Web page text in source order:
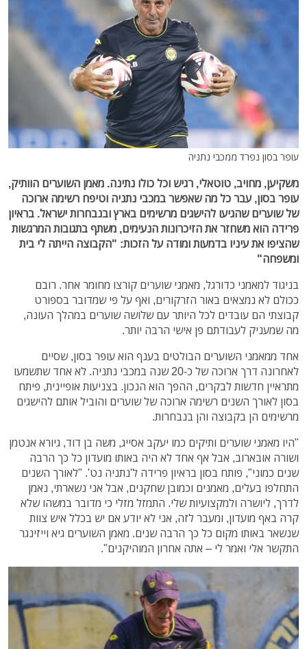
עופר בסון נפרד ממכבי נתניה
משקיען, מחויב, טוטאלי, רגיש וכל כולו נתינה. מאמן השוערים הוותיק,
עופר בסון, עבר כל מה שאפשר במכבי נתניה וטיפח רשימה ארוכה
של שוערים שהגיעו להישגים מרשימים בארץ ובנבחרות ישראל. בראיון
פרידה הוא משחזר את הזיכרונות הנעימים, משתף בתגובות המרגשות
שהציפו את עיניו בדמעות ומודה על הזכות: "הקבוצה הייתה לי בית
ומשפחה"
בניגוד למאמני כדורגל, מאמני שוערים קורצו מחומר אחר. רובם
ככולם לא נמצאים באור הזרקורים, ואף על פי שמדובר בספורט
קבוצתי הם עובדים לכל היותר עם שלושה שוערים במהלך העונה,
מה שמעניק לעבודתם פן אישי הרבה יותר.
אחד ממאמני השוערים הבולטים בענף הוא עופר בסון, שסיים
לאחרונה דרך ארוכה של כ-20 שנה במכבי נתניה. לא אחד שתשמעו
מתראיין חדשות לבקרים, ההפך הוא הנכון. בצניעות אופיינית, פיתח
בסון לאורך השנים רשימה ארוכה של שוערים והוביל אותם להישגים
מרשימים הן בקבוצה והן בנבחרות.
"היו מאמני שוערים ותיקים כמו יעקב אסייג, משה בן דוד, גיורא אנטמן
ושורה אובארוב, אבל אף אחד לא היה באותו מועדון כל כך הרבה
שנים כמוני", פותח בסון בראיון פרידה ל'נתניה נט'. "לאורך השנים
התחלפו בעלים, מאמנים וכמובן שחקנים, אבל אני נשארתי, נאמן
לדרך, ליושרה ולמקצועיות שלי. התמזל מזלי כי מדובר במשהו שלא
קרה באף מועדון, ומעבר לזה, אני לא יודע אם יש בכלל איש צוות
שנשאר באותו מקום כל כך הרבה שנים. מאמן השוערים גיא וייזינגר
התקשר אלי ואמר לי – אתה אחרון המוהיקנים".